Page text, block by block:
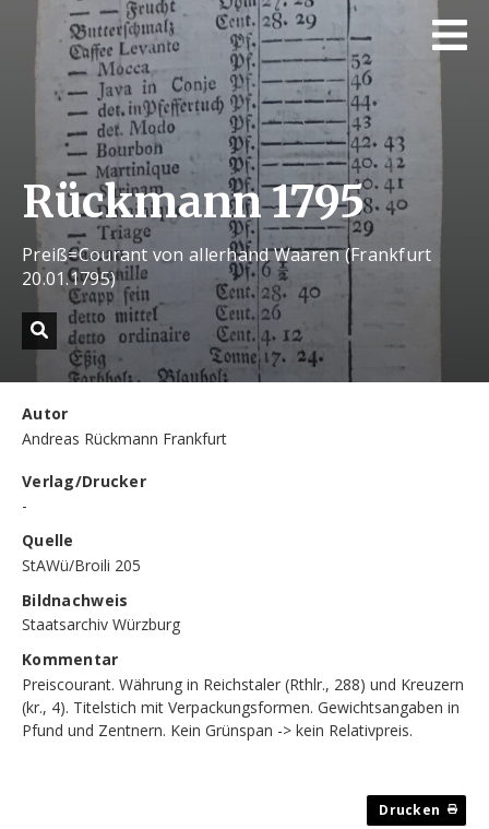
Rückmann 1795
Preiß=Courant von allerhand Waaren (Frankfurt
20.01.1795)
Autor
Andreas Rückmann Frankfurt
Verlag/Drucker
-
Quelle
StAWü/Broili 205
Bildnachweis
Staatsarchiv Würzburg
Kommentar
Preiscourant. Währung in Reichstaler (Rthlr., 288) und Kreuzern
(kr., 4). Titelstich mit Verpackungsformen. Gewichtsangaben in
Pfund und Zentnern. Kein Grünspan -> kein Relativpreis.